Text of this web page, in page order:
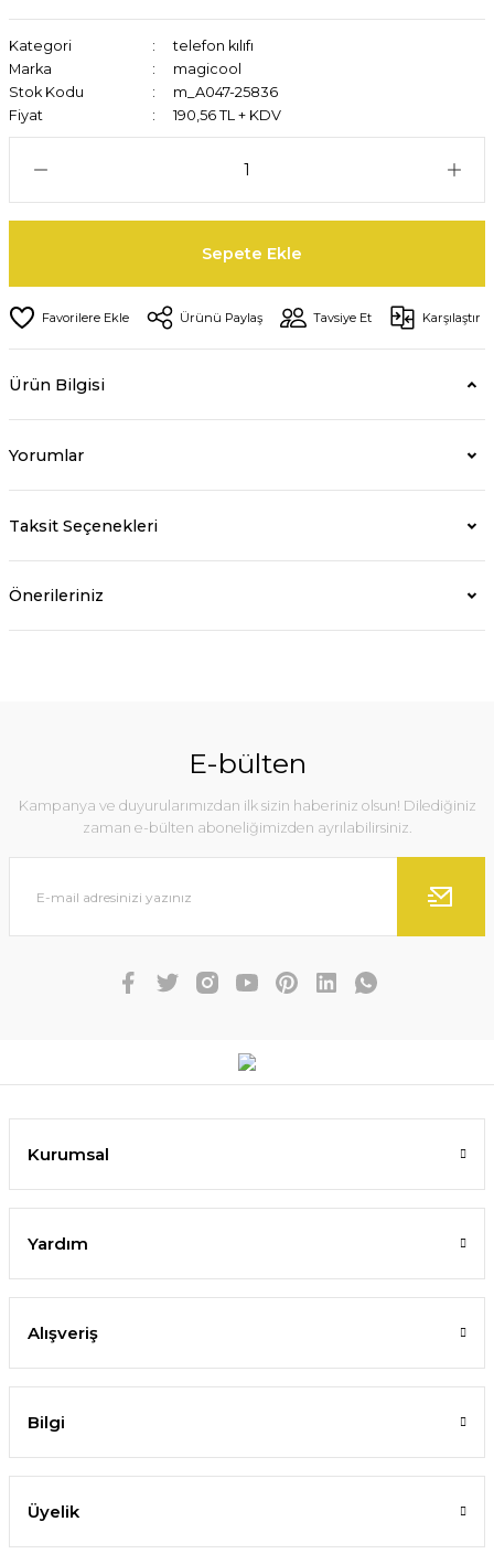
Kategori
telefon kılıfı
Marka
magicool
Stok Kodu
m_A047-25836
Fiyat
190,56 TL + KDV
Sepete Ekle
Ürünü Paylaş Tavsiye Et Karşılaştır
Ürün Bilgisi
Yorumlar
Taksit Seçenekleri
Önerileriniz
E-bülten
Kampanya ve duyurularımızdan ilk sizin haberiniz olsun! Dilediğiniz
zaman e-bülten aboneliğimizden ayrılabilirsiniz.
Kurumsal
Yardım
Alışveriş
Bilgi
Üyelik